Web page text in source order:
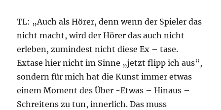
TL: „Auch als Hörer, denn wenn der Spieler das
nicht macht, wird der Hörer das auch nicht
erleben, zumindest nicht diese Ex – tase.
Extase hier nicht im Sinne „jetzt flipp ich aus“,
sondern für mich hat die Kunst immer etwas
einem Moment des Über -Etwas – Hinaus –
Schreitens zu tun, innerlich. Das muss